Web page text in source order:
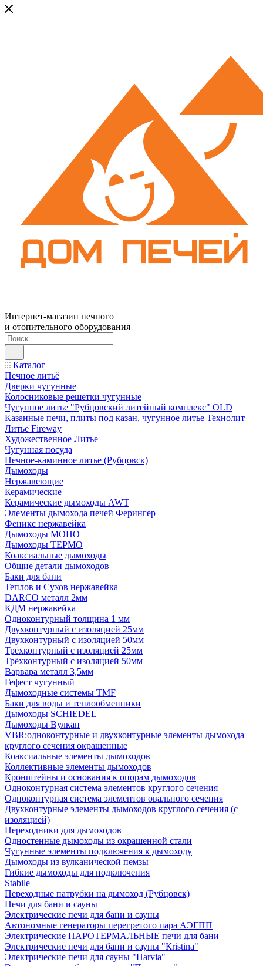
Интернет-магазин печного
и отопительного оборудования
Каталог
Печное литьё
Дверки чугунные
Колосниковые решетки чугунные
Чугунное литье "Рубцовский литейный комплекс" OLD
Казанные печи, плиты под казан, чугунное литье Технолит
Литье Fireway
Художественное Литье
Чугунная посуда
Печное-каминное литье (Рубцовск)
Дымоходы
Нержавеющие
Керамические
Керамические дымоходы AWT
Элементы дымохода печей Ферингер
Феникс нержавейка
Дымоходы МОНО
Дымоходы ТЕРМО
Коаксиальные дымоходы
Общие детали дымоходов
Баки для бани
Теплов и Сухов нержавейка
DARCO металл 2мм
КДМ нержавейка
Одноконтурный толщина 1 мм
Двухконтурный с изоляцией 25мм
Двухконтурный с изоляцией 50мм
Трёхконтурный с изоляцией 25мм
Трёхконтурный с изоляцией 50мм
Варвара металл 3,5мм
Гефест чугунный
Дымоходные системы TMF
Баки для воды и теплообменники
Дымоходы SCHIEDEL
Дымоходы Вулкан
VBR:одноконтурные и двухконтурные элементы дымохода
круглого сечения окрашенные
Коаксиальные элементы дымоходов
Коллективные элементы дымоходов
Кронштейны и основания к опорам дымоходов
Одноконтурная система элементов круглого сечения
Одноконтурная система элементов овального сечения
Двухконтурные элементы дымоходов круглого сечения (с
изоляцией)
Переходники для дымоходов
Одностенные дымоходы из окрашенной стали
Чугунные элементы подключения к дымоходу
Дымоходы из вулканической пемзы
Гибкие дымоходы для подключения
Stabile
Переходные патрубки на дымоход (Рубцовск)
Печи для бани и сауны
Электрические печи для бани и сауны
Автономные генераторы перегретого пара АЭГПП
Электрические ПАРОТЕРМАЛЬНЫЕ печи для бани
Электрические печи для бани и сауны "Кristina"
Электрические печи для сауны "Harvia"